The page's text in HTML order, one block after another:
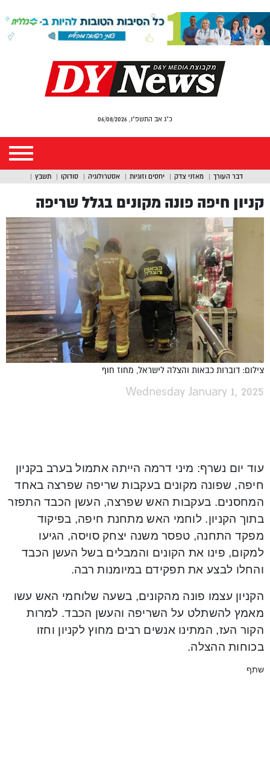
כ"ג אב התשפ"ו, 06/08/2026
דבר העורך מאזני צדק יחסים וזוגיות אסטרולוגיה סודוקו תשבץ
קניון חיפה פונה מקונים בגלל שריפה
צילום: דוברות כבאות והצלה לישראל, מחוז חוף
Wednesday January 1, 2025
עוד יום נשרף: מיני דרמה הייתה אתמול בערב בקניון
חיפה, שפונה מקונים בעקבות שריפה שפרצה באחד
המחסנים. בעקבות האש שפרצה, העשן הכבד התפזר
בתוך הקניון. לוחמי האש מתחנת חיפה, בפיקוד
מפקד התחנה, טפסר משנה יצחק סויסה, הגיעו
למקום, פינו את הקונים והמבלים בשל העשן הכבד
והחלו לבצע את תפקידם במיומנות רבה.
הקניון עצמו פונה מהקונים, בשעה שלוחמי האש עשו
מאמץ להשתלט על השריפה והעשן הכבד. למרות
הקור העז, המתינו אנשים רבים מחוץ לקניון וחזו
בכוחות ההצלה.
שתף